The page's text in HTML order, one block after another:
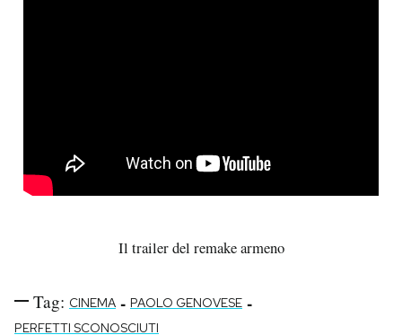
Il trailer del remake armeno
Tag: CINEMA - PAOLO GENOVESE -
PERFETTI SCONOSCIUTI